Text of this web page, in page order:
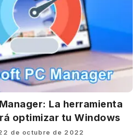
La herramienta
optimizar tu Windows
de octubre de 2022